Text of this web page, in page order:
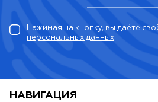
Нажимая на кнопку, вы даёте
персональных данных
НАВИГАЦИЯ